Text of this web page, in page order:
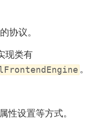
协议。
现类有
。
性设置等方式。